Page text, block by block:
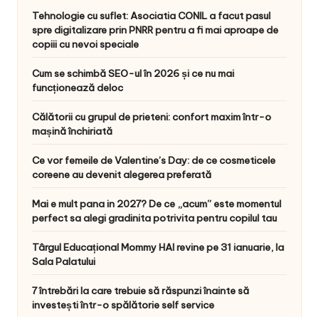
Tehnologie cu suflet: Asociatia CONIL a facut pasul
spre digitalizare prin PNRR pentru a fi mai aproape de
copiii cu nevoi speciale
Cum se schimbă SEO-ul în 2026 și ce nu mai
funcționează deloc
Călătorii cu grupul de prieteni: confort maxim într-o
mașină închiriată
Ce vor femeile de Valentine’s Day: de ce cosmeticele
coreene au devenit alegerea preferată
Mai e mult pana in 2027? De ce „acum” este momentul
perfect sa alegi gradinita potrivita pentru copilul tau
Târgul Educațional Mommy HAI revine pe 31 ianuarie, la
Sala Palatului
7 întrebări la care trebuie să răspunzi înainte să
investești într-o spălătorie self service